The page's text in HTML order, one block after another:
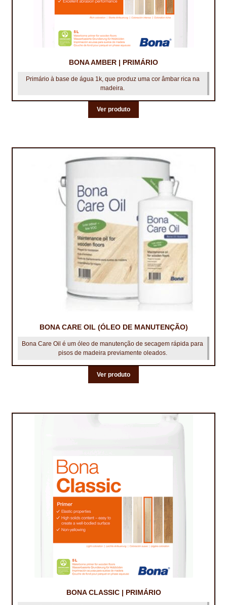
BONA AMBER | PRIMÁRIO
Primário à base de água 1k, que produz uma cor âmbar rica na
madeira.
Ver produto
BONA CARE OIL (ÓLEO DE MANUTENÇÃO)
Bona Care Oil é um óleo de manutenção de secagem rápida para
pisos de madeira previamente oleados.
Ver produto
BONA CLASSIC | PRIMÁRIO